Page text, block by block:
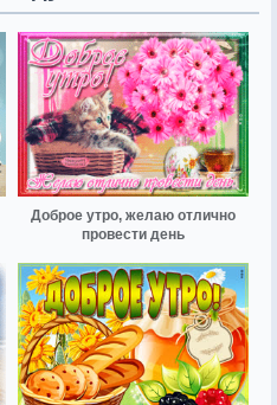
Доброе утро, желаю отлично
провести день